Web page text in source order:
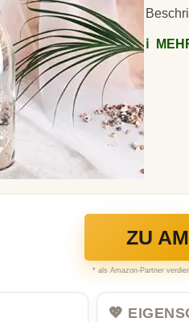
ℹ️
ZU
* als Amazon-Partner
💖